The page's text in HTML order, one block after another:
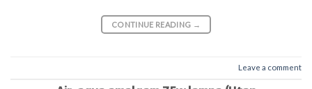
CONTINUE READING →
Leave a comment